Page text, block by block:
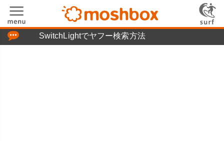
SwitchLightでヤフー検索方法
「つぶやき」の使い方